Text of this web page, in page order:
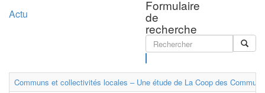
Formulaire
de
recherche
Actu
Communs et collectivités locales – Une étude de La Coop des